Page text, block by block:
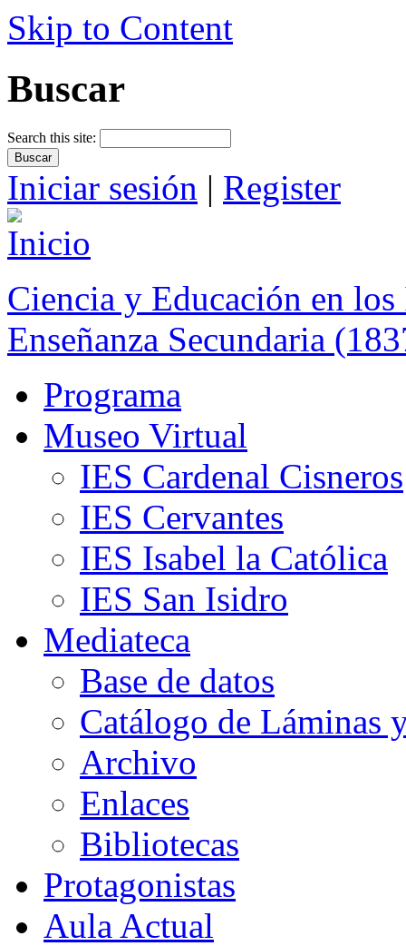
Skip to Content
Buscar
Search this site:
Iniciar sesión | Register
Ciencia y Educación en
Enseñanza Secundaria
Programa
Museo Virtual
IES Cardenal Cisneros
IES Cervantes
IES Isabel la Católica
IES San Isidro
Mediateca
Base de datos
Catálogo de Láminas
Archivo
Enlaces
Bibliotecas
Protagonistas
Aula Actual